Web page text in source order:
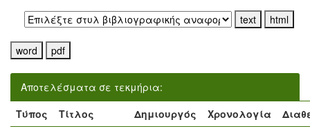
Αποτελέσματα σε τεκμήρια:
Τύπος
Τίτλος Δημιουργός Χρονολογία